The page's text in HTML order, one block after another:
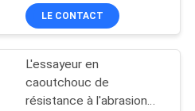
de choc de poignée de
valise
LE CONTACT
L'essayeur en
caoutchouc de
résistance à l'abrasion